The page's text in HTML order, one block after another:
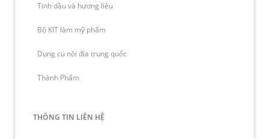
Tinh dầu và hương liệu
Bộ KIT làm mỹ phẩm
Dụng cụ nội địa trung quốc
Thành Phẩm
THÔNG TIN LIÊN HỆ